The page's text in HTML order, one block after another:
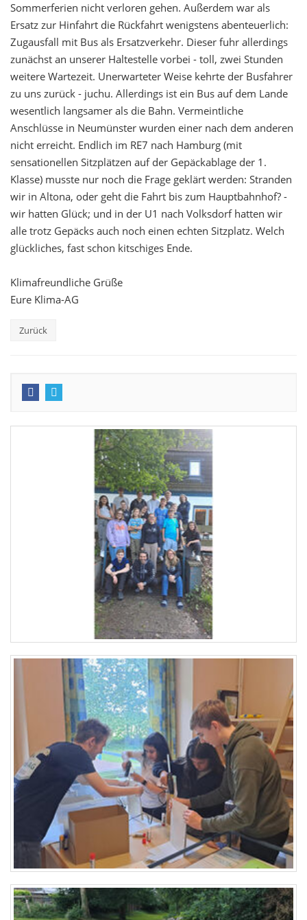
Sommerferien nicht verloren gehen. Außerdem war als
Ersatz zur Hinfahrt die Rückfahrt wenigstens abenteuerlich:
Zugausfall mit Bus als Ersatzverkehr. Dieser fuhr allerdings
zunächst an unserer Haltestelle vorbei - toll, zwei Stunden
weitere Wartezeit. Unerwarteter Weise kehrte der Busfahrer
zu uns zurück - juchu. Allerdings ist ein Bus auf dem Lande
wesentlich langsamer als die Bahn. Vermeintliche
Anschlüsse in Neumünster wurden einer nach dem anderen
nicht erreicht. Endlich im RE7 nach Hamburg (mit
sensationellen Sitzplätzen auf der Gepäckablage der 1.
Klasse) musste nur noch die Frage geklärt werden: Stranden
wir in Altona, oder geht die Fahrt bis zum Hauptbahnhof? -
wir hatten Glück; und in der U1 nach Volksdorf hatten wir
alle trotz Gepäcks auch noch einen echten Sitzplatz. Welch
glückliches, fast schon kitschiges Ende.
Klimafreundliche Grüße
Eure Klima-AG
Zurück